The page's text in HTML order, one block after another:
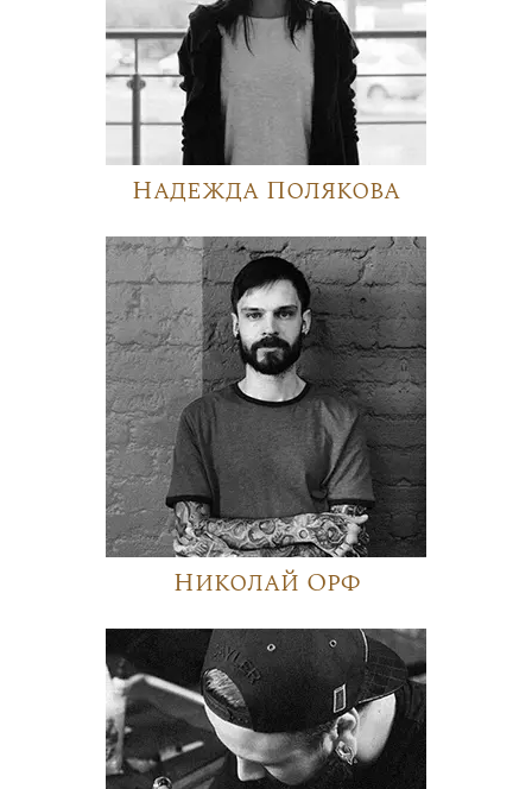
Надежда Полякова
Николай Орф